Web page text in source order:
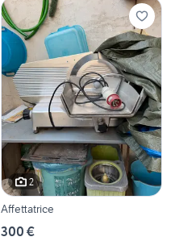
2
Affettatrice
300 €